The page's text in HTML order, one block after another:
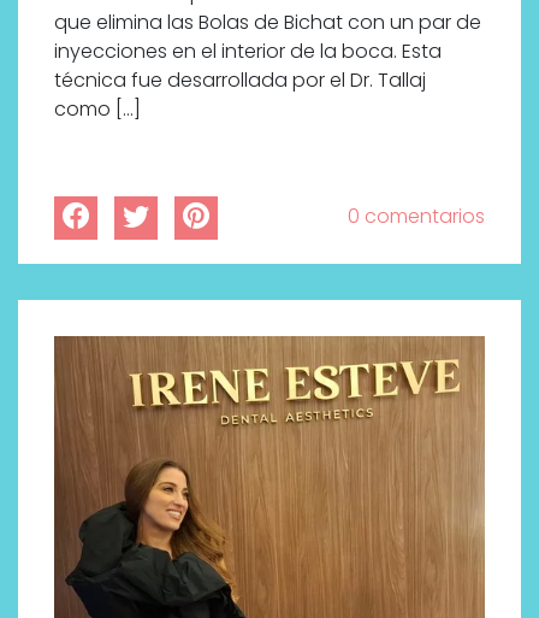
que elimina las Bolas de Bichat con un par de
inyecciones en el interior de la boca. Esta
técnica fue desarrollada por el Dr. Tallaj
como […]
0 comentarios